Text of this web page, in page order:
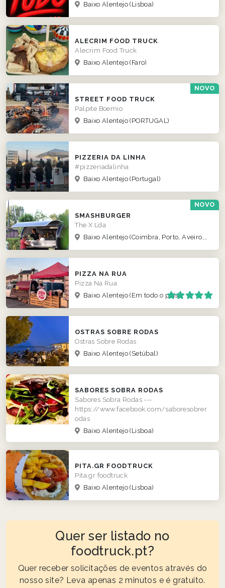
Baixo Alentejo(Lisboa)
ALECRIM FOOD TRUCK
Alecrim Food Truck
Baixo Alentejo(Faro)
NOVO
STREET FOOD TRUCK
Palpite Boemio
Baixo Alentejo(PORTUGAL)
PIZZERIA DA LINHA
#pizzeriadalinha
Baixo Alentejo(Portugal)
NOVO
SMASHBURGER
The X Lda
Baixo Alentejo(Coimbra, Porto, Aveiro, lisboa)
PIZZA NA RUA
Pizza Na Rua
Baixo Alentejo(Em todo o país)
OSTRAS SOBRE RODAS
Ostras Sobre Rodas
Baixo Alentejo(Setúbal)
SABORES SOBRA RODAS
Sabores Sobra Rodas ---
https://www.facebook.com/saboresobrer
odas
Baixo Alentejo(Lisboa)
PITA.GR FOODTRUCK
Pita.gr foodtruck
Baixo Alentejo(Lisboa)
Quer ser listado no
foodtruck.pt?
Quer receber solicitações de eventos através do
nosso site? Leva apenas 2 minutos e é gratuito.